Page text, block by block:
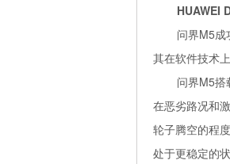
HUAWEI
问界M5成
其在软件技术
问界M5搭
在恶劣路况和
轮子腾空的程
处于更稳定的